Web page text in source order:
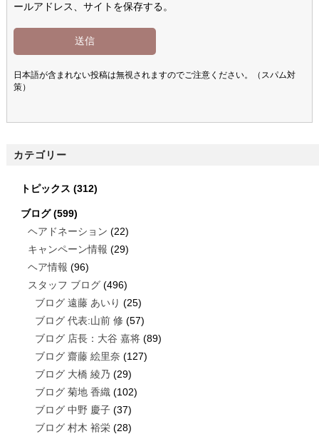
ールアドレス、サイトを保存する。
日本語が含まれない投稿は無視されますのでご注意ください。（スパム対
策）
カテゴリー
トピックス (312)
ブログ(599)
ヘアドネーション (22)
キャンペーン情報 (29)
ヘア情報 (96)
スタッフ ブログ(496)
ブログ 遠藤 あいり (25)
ブログ 代表:山前 修 (57)
ブログ 店長：大谷 嘉将(89)
ブログ 齋藤 絵里奈 (127)
ブログ 大橋 綾乃 (29)
ブログ 菊地 香織(102)
ブログ 中野 慶子(37)
ブログ 村木 裕栄(28)